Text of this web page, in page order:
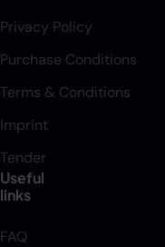
Privacy Policy
Purchase Conditions
Terms & Conditions
Imprint
Tender
Useful
links
FAQ